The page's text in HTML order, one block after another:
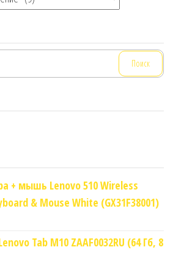
+ мышь Lenovo 510 Wireless
& Mouse White (GX31F38001)
Tab M10 ZAAF0032RU (64 Гб, 8